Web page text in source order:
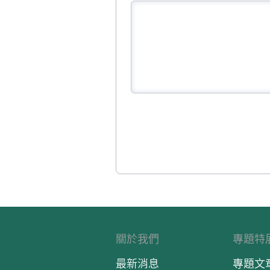
關於我們
最新消息
專題特
專題文